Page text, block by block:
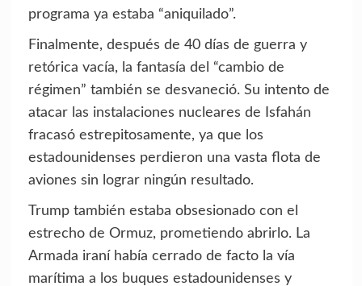
programa ya estaba “aniquilado”.
Finalmente, después de 40 días de guerra y
retórica vacía, la fantasía del “cambio de
régimen” también se desvaneció. Su intento de
atacar las instalaciones nucleares de Isfahán
fracasó estrepitosamente, ya que los
estadounidenses perdieron una vasta flota de
aviones sin lograr ningún resultado.
Trump también estaba obsesionado con el
estrecho de Ormuz, prometiendo abrirlo. La
Armada iraní había cerrado de facto la vía
marítima a los buques estadounidenses y